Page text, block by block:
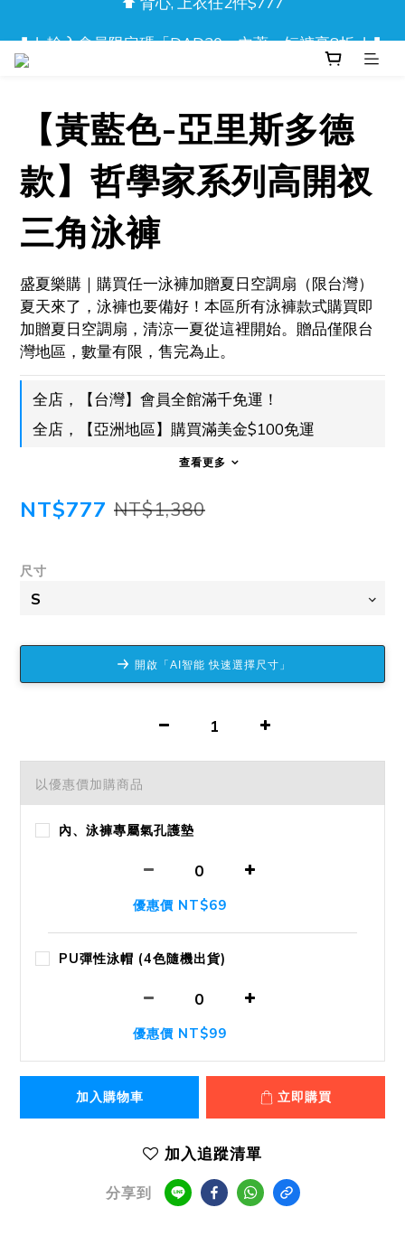
❚❘ 輸入會員限定碼「DAD20」內著、短褲享8折 ❘❚
【黃藍色-亞里斯多德
款】哲學家系列高開衩
三角泳褲
盛夏樂購｜購買任一泳褲加贈夏日空調扇（限台灣）
夏天來了，泳褲也要備好！本區所有泳褲款式購買即
加贈夏日空調扇，清涼一夏從這裡開始。贈品僅限台
灣地區，數量有限，售完為止。
全店，【台灣】會員全館滿千免運！
全店，【亞洲地區】購買滿美金$100免運
查看更多
NT$777 NT$1,380
尺寸
開啟「AI智能 快速選擇尺寸」
以優惠價加購商品
內、泳褲專屬氣孔護墊
優惠價 NT$69
PU彈性泳帽 (4色隨機出貨)
優惠價 NT$99
加入購物車 立即購買
加入追蹤清單
分享到